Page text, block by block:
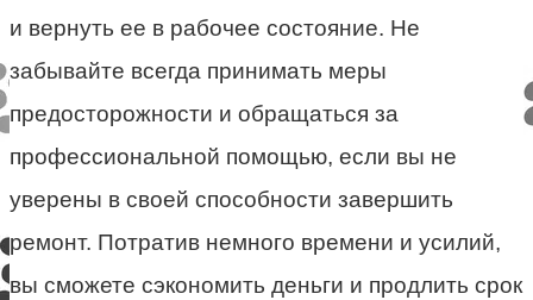
и вернуть ее в рабочее состояние. Не
забывайте всегда принимать меры
предосторожности и обращаться за
профессиональной помощью, если вы не
уверены в своей способности завершить
ремонт. Потратив немного времени и усилий,
вы сможете сэкономить деньги и продлить срок